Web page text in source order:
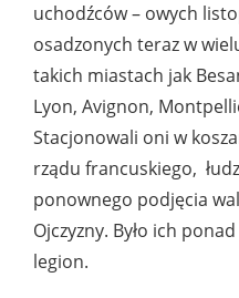
uchodźców – owych
osadzonych teraz w
takich miastach jak
Lyon, Avignon,
Stacjonowali oni w
rządu francuskiego,
ponownego podjęcia
Ojczyzny. Było ich
legion.